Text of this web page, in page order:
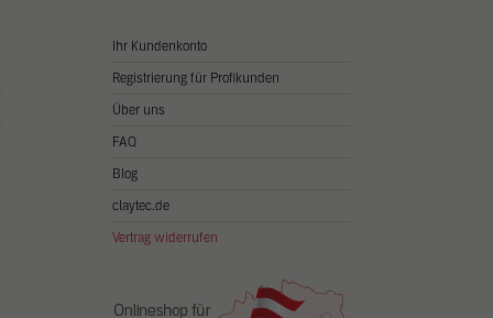
Ihr Kundenkonto
Registrierung für Profikunden
Über uns
FAQ
Blog
claytec.de
Vertrag widerrufen